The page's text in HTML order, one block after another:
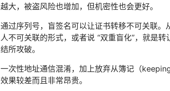
越大，被盗风险也增加，但机密性也会更好。
通过序列号，盲签名可以让证书转移不可关联
人不可关联的形式，或者说 “双重盲化”，就是
结所攻破。
一次性地址通信混淆，加上放弃从簿记（
效果较差而且非常昂贵。